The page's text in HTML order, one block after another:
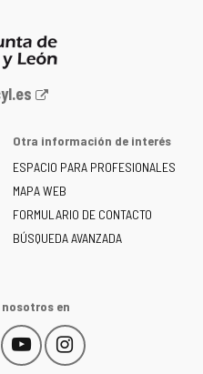
Otra información de interés
ESPACIO PARA PROFESIONALES
MAPA WEB
FORMULARIO DE CONTACTO
BÚSQUEDA AVANZADA
en
YouTube
Este
enlace
Instagram
Este
enlace